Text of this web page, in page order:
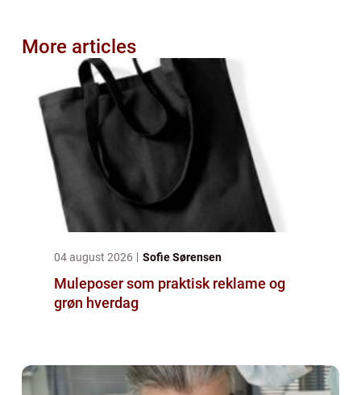
More articles
04 august 2026 Sofie Sørensen
Muleposer som praktisk reklame og
grøn hverdag